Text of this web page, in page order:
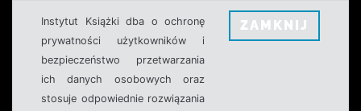
Instytut Książki dba o ochronę
prywatności użytkowników i
bezpieczeństwo przetwarzania
ich danych osobowych oraz
stosuje odpowiednie rozwiązania
ZAMKNIJ